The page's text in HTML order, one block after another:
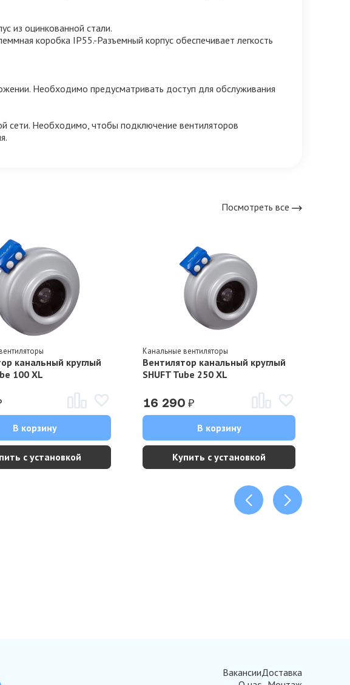
из оцинкованной стали.
коробка IP55.-Разъемный корпус обеспечивает легкость
Необходимо предусматривать доступ для обслуживания
сети. Необходимо, чтобы подключение вентиляторов
Посмотреть все
канальный круглый
100 XL
В корзину
с установкой
Канальные вентиляторы
Вентилятор канальный круглый
SHUFT Tube 250 XL
16 290₽
В корзину
Купить с установкой
ВакансииДоставка